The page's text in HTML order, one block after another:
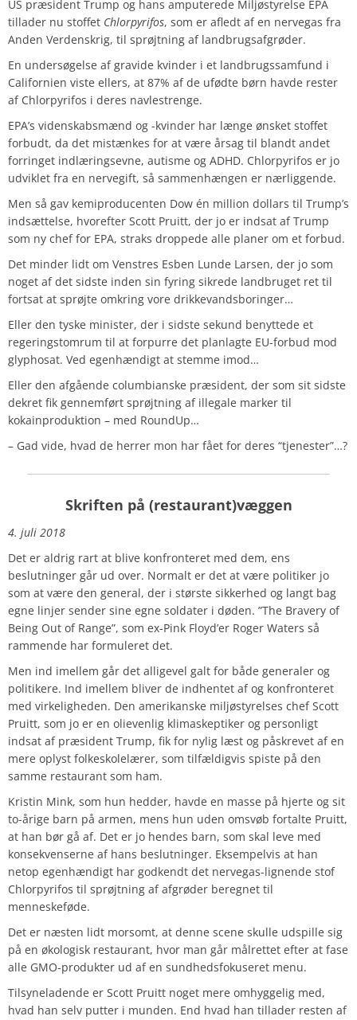
US præsident Trump og hans amputerede Miljøstyrelse EPA
tillader nu stoffet Chlorpyrifos, som er afledt af en nervegas fra
Anden Verdenskrig, til sprøjtning af landbrugsafgrøder.
En undersøgelse af gravide kvinder i et landbrugssamfund i
Californien viste ellers, at 87% af de ufødte børn havde rester
af Chlorpyrifos i deres navlestrenge.
EPA’s videnskabsmænd og -kvinder har længe ønsket stoffet
forbudt, da det mistænkes for at være årsag til blandt andet
forringet indlæringsevne, autisme og ADHD. Chlorpyrifos er jo
udviklet fra en nervegift, så sammenhængen er nærliggende.
Men så gav kemiproducenten Dow én million dollars til Trump’s
indsættelse, hvorefter Scott Pruitt, der jo er indsat af Trump
som ny chef for EPA, straks droppede alle planer om et forbud.
Det minder lidt om Venstres Esben Lunde Larsen, der jo som
noget af det sidste inden sin fyring sikrede landbruget ret til
fortsat at sprøjte omkring vore drikkevandsboringer…
Eller den tyske minister, der i sidste sekund benyttede et
regeringstomrum til at forpurre det planlagte EU-forbud mod
glyphosat. Ved egenhændigt at stemme imod…
Eller den afgående columbianske præsident, der som sit sidste
dekret fik gennemført sprøjtning af illegale marker til
kokainproduktion – med RoundUp…
– Gad vide, hvad de herrer mon har fået for deres “tjenester”…?
Skriften på (restaurant)væggen
4. juli 2018
Det er aldrig rart at blive konfronteret med dem, ens
beslutninger går ud over. Normalt er det at være politiker jo
som at være den general, der i største sikkerhed og langt bag
egne linjer sender sine egne soldater i døden. ”The Bravery of
Being Out of Range”, som ex-Pink Floyd’er Roger Waters så
rammende har formuleret det.
Men ind imellem går det alligevel galt for både generaler og
politikere. Ind imellem bliver de indhentet af og konfronteret
med virkeligheden. Den amerikanske miljøstyrelses chef Scott
Pruitt, som jo er en olievenlig klimaskeptiker og personligt
indsat af præsident Trump, fik for nylig læst og påskrevet af en
mere oplyst folkeskolelærer, som tilfældigvis spiste på den
samme restaurant som ham.
Kristin Mink, som hun hedder, havde en masse på hjerte og sit
to-årige barn på armen, mens hun uden omsvøb fortalte Pruitt,
at han bør gå af. Det er jo hendes barn, som skal leve med
konsekvenserne af hans beslutninger. Eksempelvis at han
netop egenhændigt har godkendt det nervegas-lignende stof
Chlorpyrifos til sprøjtning af afgrøder beregnet til
menneskeføde.
Det er næsten lidt morsomt, at denne scene skulle udspille sig
på en økologisk restaurant, hvor man går målrettet efter at fase
alle GMO-produkter ud af en sundhedsfokuseret menu.
Tilsyneladende er Scott Pruitt noget mere omhyggelig med,
hvad han selv putter i munden. End hvad han tillader resten af